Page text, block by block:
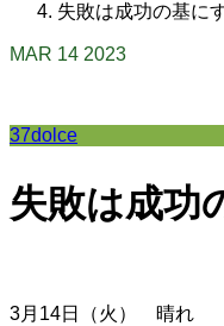
失敗は成功の基に
MAR 14 2023
37dolce
失敗は成功
3月14日（火） 晴れ